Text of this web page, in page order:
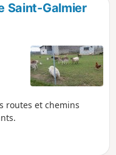
Saint-Galmier
routes et chemins